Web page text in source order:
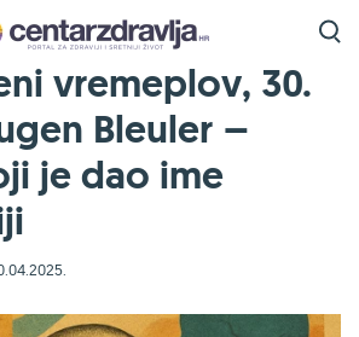
vremeplov, 30.
Bleuler –
je dao ime